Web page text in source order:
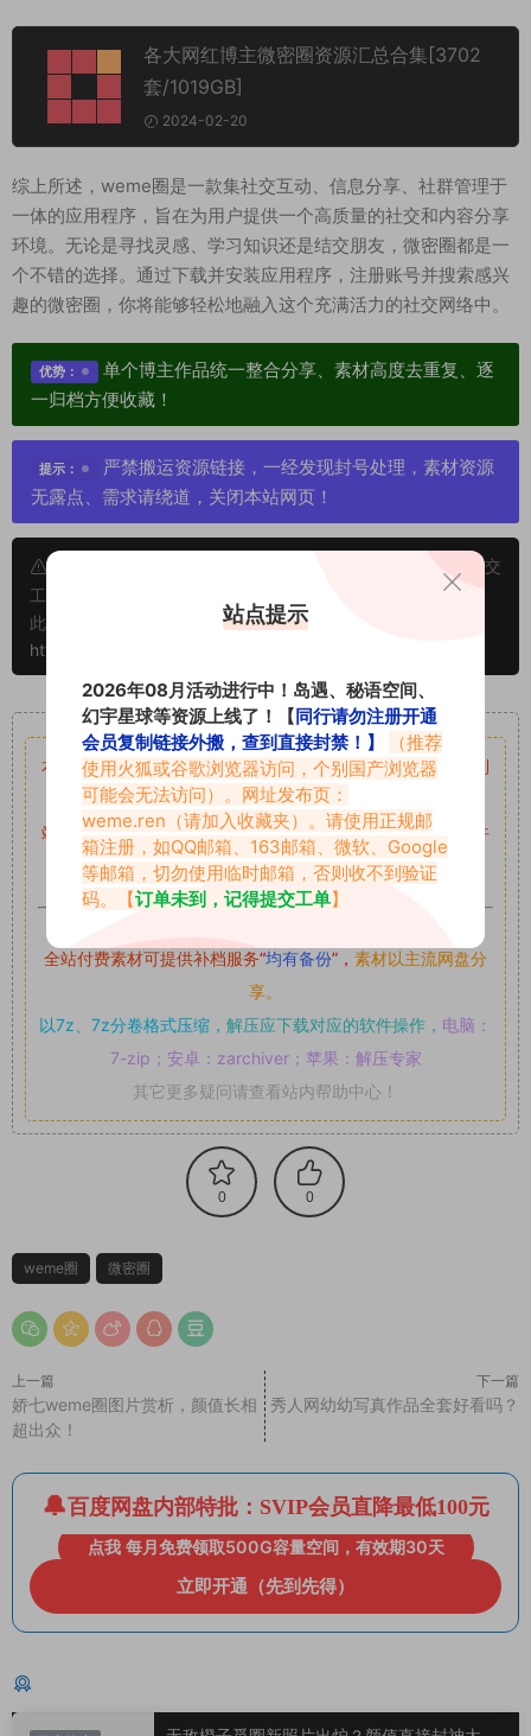
各大网红博主微密圈资源汇总合集[3702
套/1019GB]
2024-02-20
综上所述，weme圈是一款集社交互动、信息分享、社群管理于
一体的应用程序，旨在为用户提供一个高质量的社交和内容分享
环境。无论是寻找灵感、学习知识还是结交朋友，微密圈都是一
个不错的选择。通过下载并安装应用程序，注册账号并搜索感兴
趣的微密圈，你将能够轻松地融入这个充满活力的社交网络中。
优势：
单个博主作品统一整合分享、素材高度去重复、逐
一归档方便收藏！
提示：
严禁搬运资源链接，一经发现封号处理，素材资源
无露点、需求请绕道，关闭本站网页！
申明：本文资源均来源网友分享，若侵犯了您的权限可以提交
工单处理。
此外本文章皆属于原创文章，转载请注明出处！原文链接：
https://vmiba.top/6866.html
重要声明
本站资源均来自网络分享，如有侵犯你的权益请私信留言
收到
留言后，我们会第一时间进行审核后删除。
站内资源为网友个人学习或测试研究使用，未经原版权作者许
可,禁止用于任何商业途径！请在下载24小时内删除！
全站付费素材可提供补档服务“均有备份”， 素材以主流网盘分
享。
以7z、7z分卷格式压缩， 解压应下载对应的软件操作， 电脑：
7-zip；安卓：zarchiver；苹果：解压专家
其它更多疑问请查看站内帮助中心！
0 0
weme圈 微密圈
上一篇
娇七weme圈图片赏析，颜值长相
超出众！
下一篇
秀人网幼幼写真作品全套好看吗？
百度网盘内部特批：SVIP会员直降最低100元
点我 每月免费领取500G容量空间，有效期30天
立即开通（先到先得）
站点提示
2026年08月活动进行中！岛遇、秘语空间、
幻宇星球等资源上线了！【同行请勿注册开通
会员复制链接外搬，查到直接封禁！】
（推荐
使用火狐或谷歌浏览器访问，个别国产浏览器
可能会无法访问）。网址发布页：
weme.ren （请加入收藏夹）。请使用正规邮
箱注册，如QQ邮箱、163邮箱、微软、Google
等邮箱，切勿使用临时邮箱，否则收不到验证
码。【订单未到，记得提交工单】